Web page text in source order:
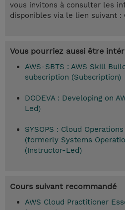
vous invitons à consulter les
disponibles via le lien suivant :
Vous pourriez aussi être
AWS-SBTS : AWS Skill
subscription (Subscription)
DODEVA : Developing on
Led)
SYSOPS : Cloud Operations
(formerly Systems
(Instructor-Led)
Cours suivant recommandé
AWS Cloud Practitioner